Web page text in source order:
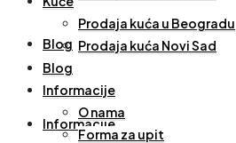
Blog
Informacije
Prodaja kuća u Beogradu
Prodaja kuća Novi Sad
Blog
Informacije
O nama
Forma za upit